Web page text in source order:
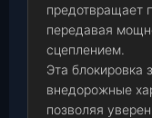
предотвращает
передавая
сцеплением.
Эта блокировка
внедорожные
позволяя